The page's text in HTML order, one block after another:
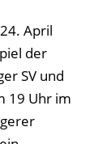
April
der
SV und
19 Uhr im